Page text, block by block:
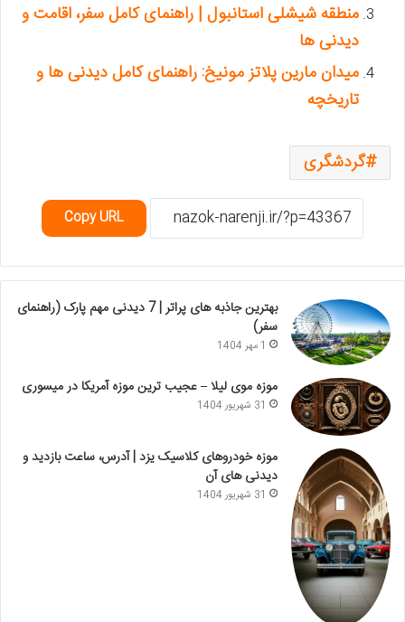
منطقه شیشلی استانبول | راهنمای کامل سفر، اقامت و
دیدنی ها
میدان مارین پلاتز مونیخ: راهنمای کامل دیدنی ها و
تاریخچه
گردشگری
Copy URL
بهترین جاذبه های پراتر | 7 دیدنی مهم پارک (راهنمای
سفر)
1 مهر 1404
موزه موی لیلا – عجیب ترین موزه آمریکا در میسوری
31 شهریور 1404
موزه خودروهای کلاسیک یزد | آدرس، ساعت بازدید و
دیدنی های آن
31 شهریور 1404